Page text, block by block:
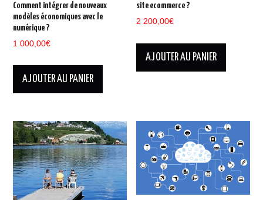
Comment intégrer de nouveaux
modèles économiques avec le
numérique ?
1 000,00€
AJOUTER AU PANIER
site ecommerce ?
2 200,00€
AJOUTER AU PANIER